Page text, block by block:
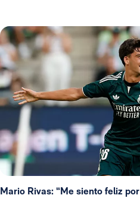
Mario Rivas: “Me siento feliz